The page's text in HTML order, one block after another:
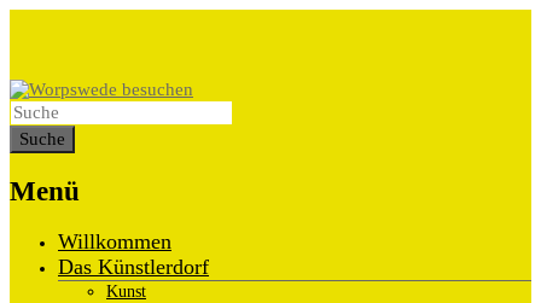
Menü
Willkommen
Das Künstlerdorf
Kunst